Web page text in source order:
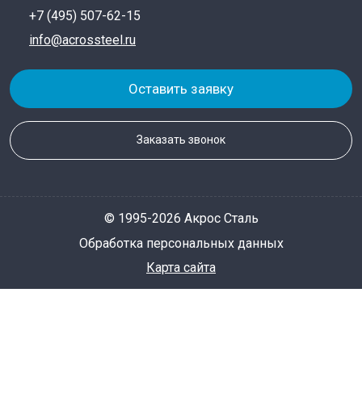
+7 (495) 507-62-15
info@acrossteel.ru
Оставить заявку
Заказать звонок
© 1995-2026 Акрос Сталь
Обработка персональных данных
Карта сайта